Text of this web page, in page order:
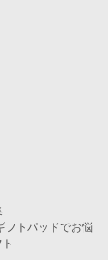
フトパッドでお悩